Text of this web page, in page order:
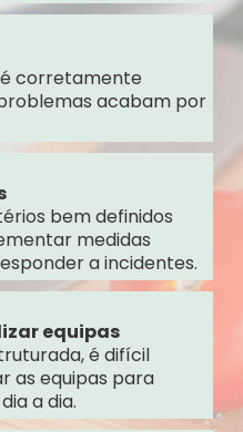
é corretamente
acabam por
bem definidos
medidas
a incidentes.
equipas
é difícil
as equipas para
a dia.